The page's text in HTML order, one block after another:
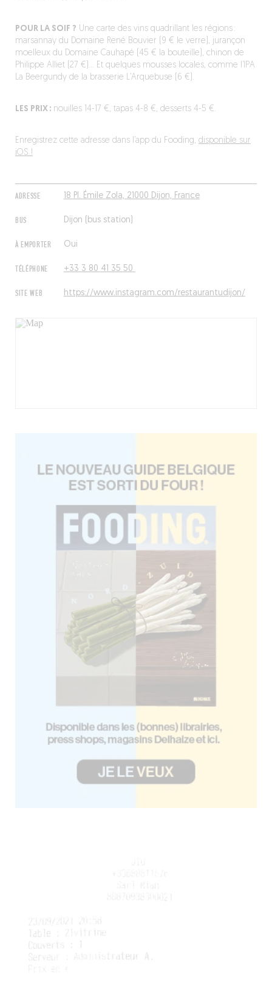
ADRESSE 18 Pl. Émile Zola, 21000 Dijon, France
BUS Dijon (bus station)
À EMPORTER Oui
TÉLÉPHONE +33 3 80 41 35 50
SITE WEB https://www.instagram.com/restaurantudijon/
POUR LA SOIF ? Une carte des vins quadrillant les régions :
marsannay du Domaine René Bouvier (9 € le verre), jurançon
moelleux du Domaine Cauhapé (45 € la bouteille), chinon de
Philippe Alliet (27 €)… Et quelques mousses locales, comme l’IPA
La Beergundy de la brasserie L’Arquebuse (6 €).
LES PRIX :nouilles 14-17 €, tapas 4-8 €, desserts 4-5 €.
Enregistrez cette adresse dans l’app du Fooding, disponible sur
iOS !